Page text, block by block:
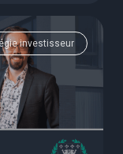
investisseur